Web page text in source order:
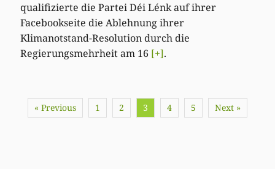
qualifizierte die Partei Déi Lénk auf ihrer
Facebookseite die Ablehnung ihrer
Klimanotstand-Resolution durch die
Regierungsmehrheit am 16 [+].
« Previous 1 2 3 4 5 Next »